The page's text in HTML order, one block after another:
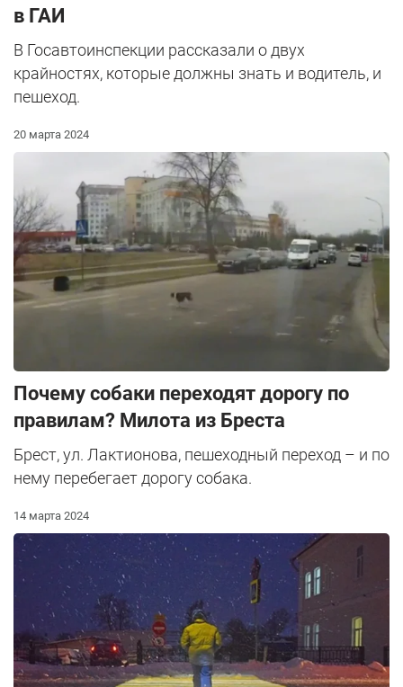
в ГАИ
В Госавтоинспекции рассказали о двух
крайностях, которые должны знать и водитель, и
пешеход.
20 марта 2024
Почему собаки переходят дорогу по
правилам? Милота из Бреста
Брест, ул. Лактионова, пешеходный переход – и по
нему перебегает дорогу собака.
14 марта 2024